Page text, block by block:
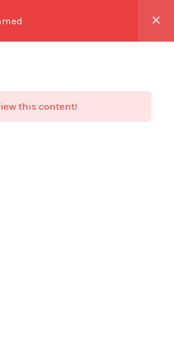
KONTO 0,00€
this content!